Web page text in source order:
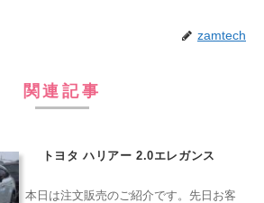
zamtech
関連記事
トヨタ ハリアー 2.0エレガンス
本日は注文販売のご紹介です。先日お客